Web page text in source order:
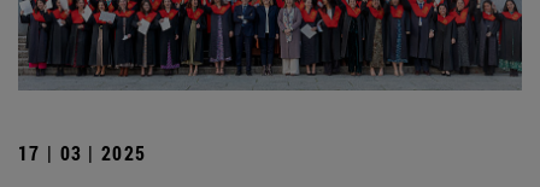
17 | 03 | 2025